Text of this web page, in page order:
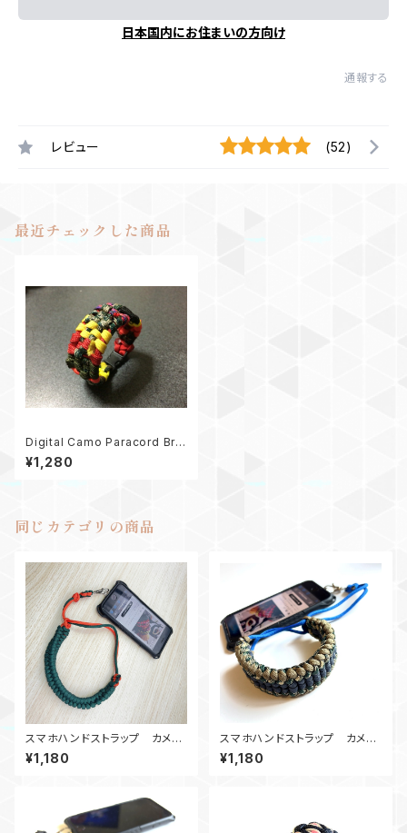
日本国内にお住まいの方向け
通報する
レビュー (52)
最近チェックした商品
Digital Camo Paracord Bra
celet デジタル迷彩
¥1,280
同じカテゴリの商品
スマホハンドストラップ カメラ
ストラップ_パラコード_ガラガラ
ヘビ_緑オレンジ
¥1,180
スマホハンドストラップ カメラ
ストラップ_widesanctifield_
NKC180B
¥1,180